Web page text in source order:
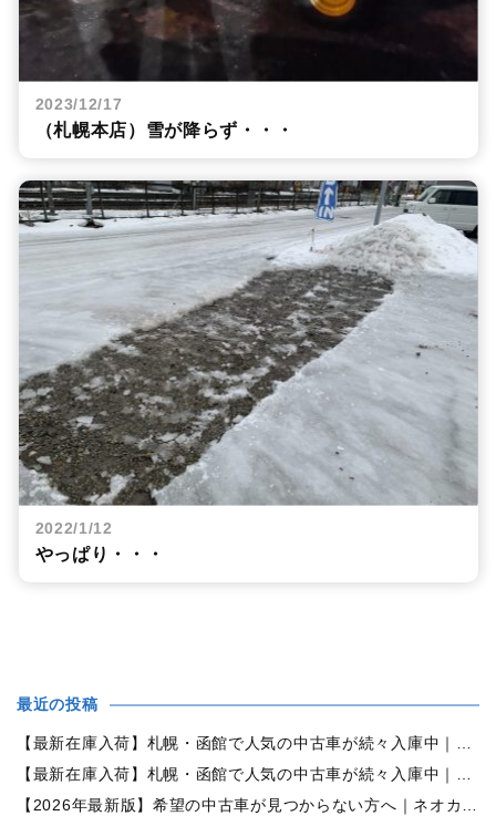
2023/12/17
（札幌本店）雪が降らず・・・
2022/1/12
やっぱり・・・
最近の投稿
【最新在庫入荷】札幌・函館で人気の中古車が続々入庫中｜早い者勝ち！【ダイハツ ミラココア660プラスX 4WD】
【最新在庫入荷】札幌・函館で人気の中古車が続々入庫中｜早い者勝ち！【ホンダ N-BOX660カスタムG Lパッケージ 4WD】
【2026年最新版】希望の中古車が見つからない方へ｜ネオカーオーダーで理想の一台を全国からお探しします